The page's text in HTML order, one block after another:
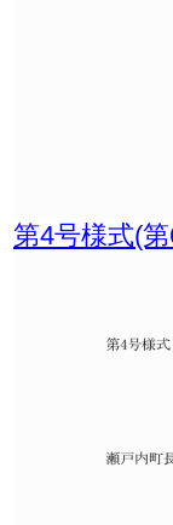
第4号様式(